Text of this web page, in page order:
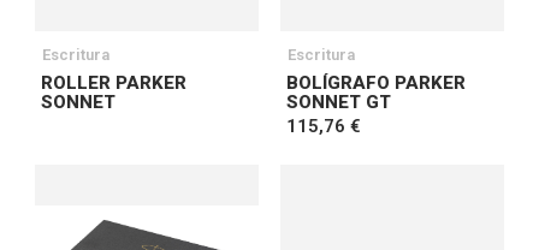
Escritura
ROLLER PARKER
SONNET
Escritura
BOLÍGRAFO PARKER
SONNET GT
115,76 €